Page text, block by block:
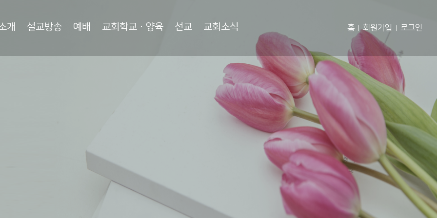
개 설교방송 예배 교회학교·양육 선교 교회소식 홈 회원가입 로그인